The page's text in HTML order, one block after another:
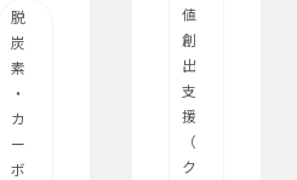
脱
炭
素
・
カ
ー
ボ
値
創
出
支
援
（
ク